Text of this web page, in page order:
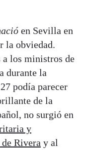
en Sevilla en
la obviedad.
a los ministros de
durante la
podía parecer
de la
no surgió en
y
Rivera y al